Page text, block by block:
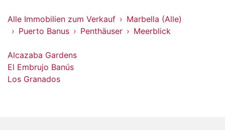
Alle Immobilien zum Verkauf
Marbella (Alle)
Puerto Banus
Penthäuser Meerblick
Alcazaba Gardens
El Embrujo Banús
Los Granados